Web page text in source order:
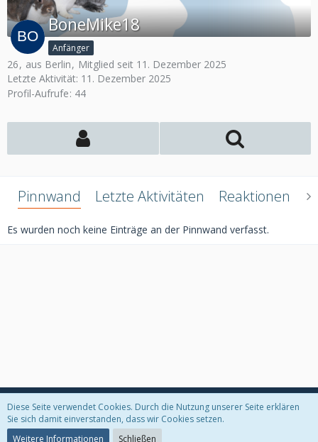
BoneMike18
Anfänger
26 aus Berlin
Mitglied seit 11. Dezember 2025
Letzte Aktivität: 11. Dezember 2025
Profil-Aufrufe 44
Pinnwand Letzte Aktivitäten Reaktionen
Es wurden noch keine Einträge an der Pinnwand verfasst.
Datenschutzerklärung Kontakt Impressum
Diese Seite verwendet Cookies. Durch die Nutzung unserer Seite erklären
Sie sich damit einverstanden, dass wir Cookies setzen.
Weitere Informationen
Schließen